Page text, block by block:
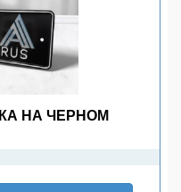
НА ЧЕРНОМ